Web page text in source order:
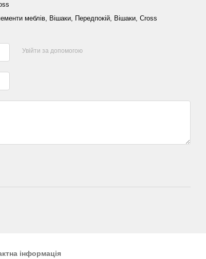
меблів, Вішаки, Передпокій, Вішаки, Cross
Увійти за допомогою
інформація